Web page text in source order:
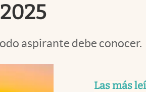
aspirante debe conocer.
Las más